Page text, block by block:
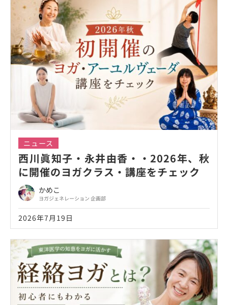
ニュース
西川眞知子・永井由香・・2026年、秋
に開催のヨガクラス・講座をチェック
かめこ
ヨガジェネレーション 企画部
2026年7月19日